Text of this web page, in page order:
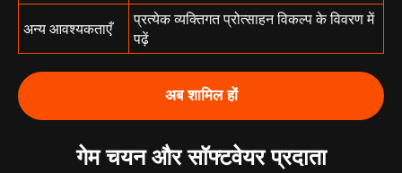
अन्य आवश्यकताएँ
प्रत्येक व्यक्तिगत प्रोत्साहन विकल्प के विवरण में
पढ़ें
अब शामिल हों
गेम चयन और सॉफ्टवेयर प्रदाता